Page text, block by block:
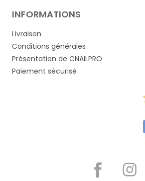
INFORMATIONS
Livraison
Conditions générales
Présentation de CNAILPRO
Paiement sécurisé